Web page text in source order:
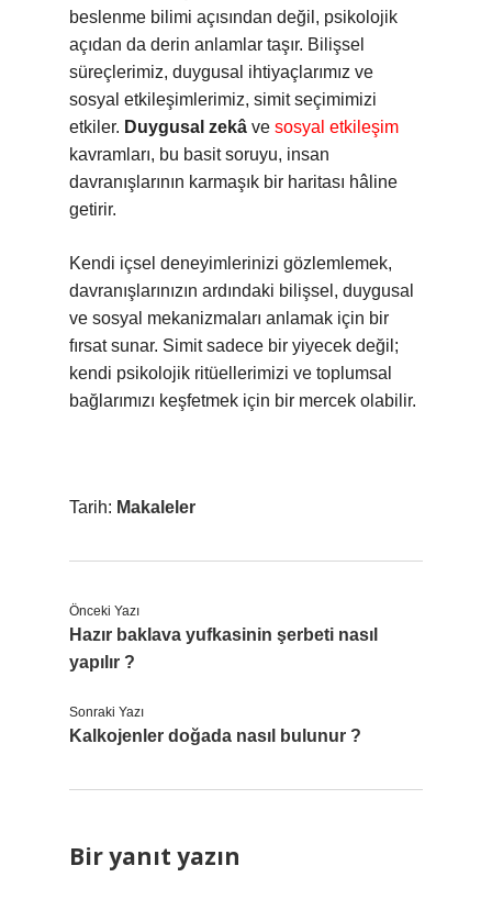
beslenme bilimi açısından değil, psikolojik
açıdan da derin anlamlar taşır. Bilişsel
süreçlerimiz, duygusal ihtiyaçlarımız ve
sosyal etkileşimlerimiz, simit seçimimizi
etkiler. Duygusal zekâ ve sosyal etkileşim
kavramları, bu basit soruyu, insan
davranışlarının karmaşık bir haritası hâline
getirir.
Kendi içsel deneyimlerinizi gözlemlemek,
davranışlarınızın ardındaki bilişsel, duygusal
ve sosyal mekanizmaları anlamak için bir
fırsat sunar. Simit sadece bir yiyecek değil;
kendi psikolojik ritüellerimizi ve toplumsal
bağlarımızı keşfetmek için bir mercek olabilir.
Tarih: Makaleler
Önceki Yazı
Hazır baklava yufkasinin şerbeti nasıl
yapılır ?
Sonraki Yazı
Kalkojenler doğada nasıl bulunur ?
Bir yanıt yazın